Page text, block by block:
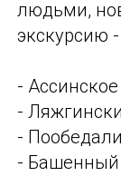
людьми,
экскурсию
-
-
-
- Башенный